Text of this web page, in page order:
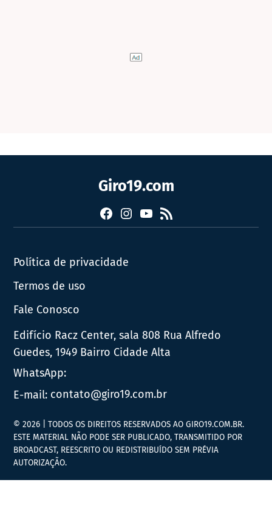
Giro19.com
FacebookInstagram
YouTube
RSS
Política de privacidade
Termos de uso
Fale Conosco
Edifício Racz Center, sala 808 Rua Alfredo
Guedes, 1949 Bairro Cidade Alta
WhatsApp:
E-mail: contato@giro19.com.br
© 2026 | TODOS OS DIREITOS RESERVADOS AO GIRO19.COM.BR.
ESTE MATERIAL NÃO PODE SER PUBLICADO, TRANSMITIDO POR
BROADCAST, REESCRITO OU REDISTRIBUÍDO SEM PRÉVIA
AUTORIZAÇÃO.